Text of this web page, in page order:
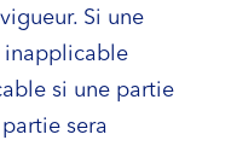
Si une
si une partie
sera